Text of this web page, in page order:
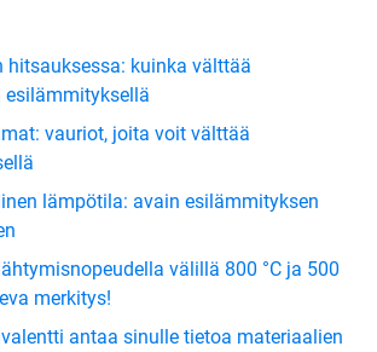
hitsauksessa: kuinka välttää
esilämmityksellä
vauriot, joita voit välttää
lämpötila: avain esilämmityksen
välillä 800 °C ja 500
merkitys!
antaa sinulle tietoa materiaalien